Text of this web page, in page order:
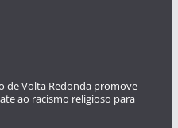
de Volta Redonda promove
ao racismo religioso para